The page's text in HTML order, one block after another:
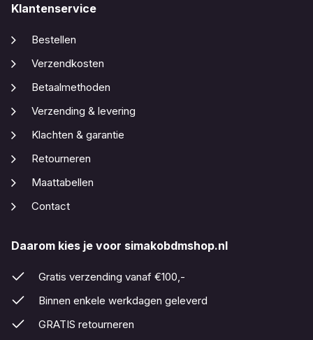
Klantenservice
Bestellen
Verzendkosten
Betaalmethoden
Verzending & levering
Klachten & garantie
Retourneren
Maattabellen
Contact
Daarom kies je voor simakobdmshop.nl
Gratis verzending vanaf €100,-
Binnen enkele werkdagen geleverd
GRATIS retourneren